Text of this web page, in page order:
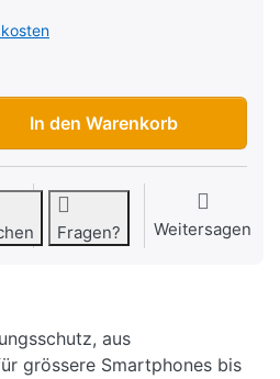
Tasche Phone Bag M", für
In den Warenkorb
Fragen? Weitersagen
aus
grössere Smartphones bis